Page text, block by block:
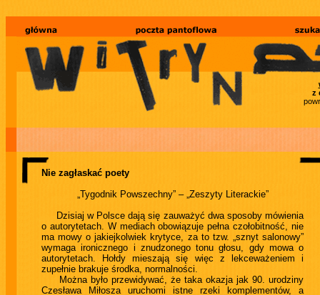
z
Nie zagłaskać poety
„Tygodnik Powszechny” – „Zeszyty Literackie”
Dzisiaj w Polsce dają się zauważyć dwa sposoby mówienia
o autorytetach. W mediach obowiązuje pełna czołobitność, nie
ma mowy o jakiejkolwiek krytyce, za to tzw. „sznyt salonowy”
wymaga ironicznego i znudzonego tonu głosu, gdy mowa o
autorytetach. Hołdy mieszają się więc z lekceważeniem i
zupełnie brakuje środka, normalności.
Można było przewidywać, że taka okazja jak 90. urodziny
Czesława Miłosza uruchomi istne rzeki komplementów, a